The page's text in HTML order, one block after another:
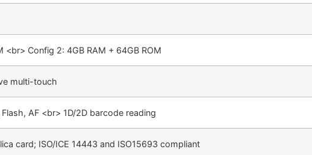
<br> Config 2: 4GB RAM + 64GB ROM
multi-touch
AF <br> 1D/2D barcode reading
card; ISO/ICE 14443 and ISO15693 compliant